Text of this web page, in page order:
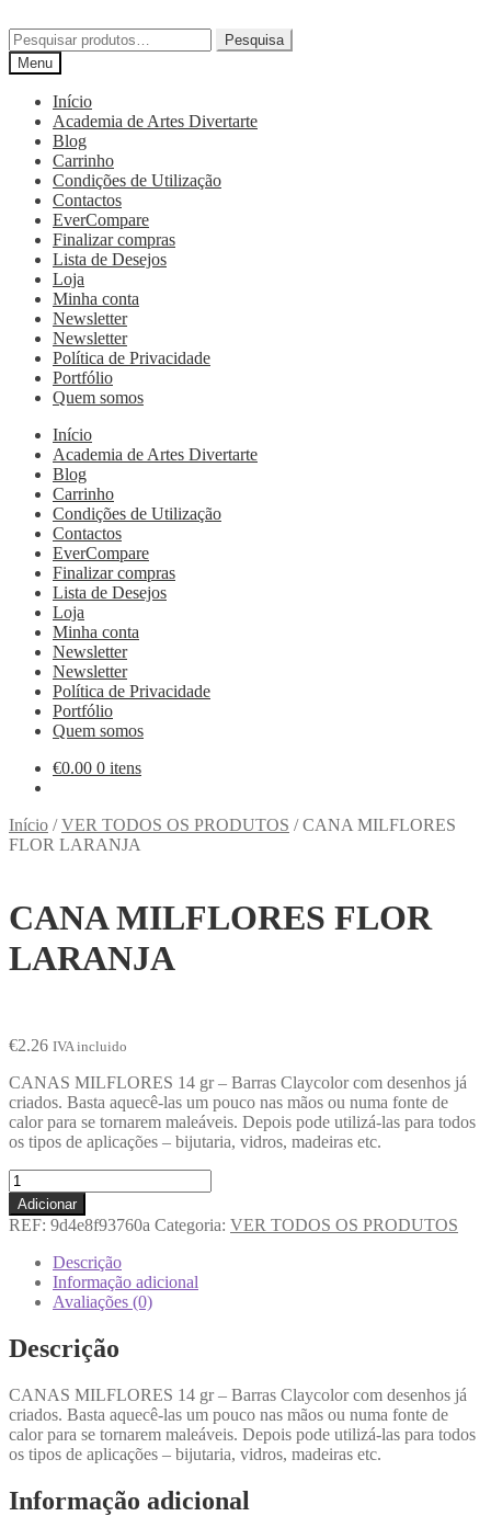
Pesquisa
Menu
Início
Academia de Artes Divertarte
Blog
Carrinho
Condições de Utilização
Contactos
EverCompare
Finalizar compras
Lista de Desejos
Loja
Minha conta
Newsletter
Newsletter
Política de Privacidade
Portfólio
Quem somos
Início
Academia de Artes Divertarte
Blog
Carrinho
Condições de Utilização
Contactos
EverCompare
Finalizar compras
Lista de Desejos
Loja
Minha conta
Newsletter
Newsletter
Política de Privacidade
Portfólio
Quem somos
€0.00 0 itens
Início /VER TODOS OS PRODUTOS /CANA MILFLORES
FLOR LARANJA
CANA MILFLORES FLOR
LARANJA
€2.26 IVA incluido
CANAS MILFLORES 14 gr – Barras Claycolor com desenhos já
criados. Basta aquecê-las um pouco nas mãos ou numa fonte de
calor para se tornarem maleáveis. Depois pode utilizá-las para todos
os tipos de aplicações – bijutaria, vidros, madeiras etc.
Adicionar
REF: 9d4e8f93760a Categoria: VER TODOS OS PRODUTOS
Descrição
Informação adicional
Avaliações (0)
Descrição
CANAS MILFLORES 14 gr – Barras Claycolor com desenhos já
criados. Basta aquecê-las um pouco nas mãos ou numa fonte de
calor para se tornarem maleáveis. Depois pode utilizá-las para todos
os tipos de aplicações – bijutaria, vidros, madeiras etc.
Informação adicional